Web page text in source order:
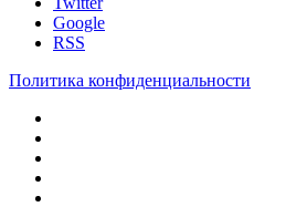
Google
RSS
Политика конфиденциальности